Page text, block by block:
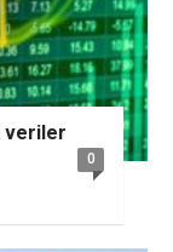
veriler
0